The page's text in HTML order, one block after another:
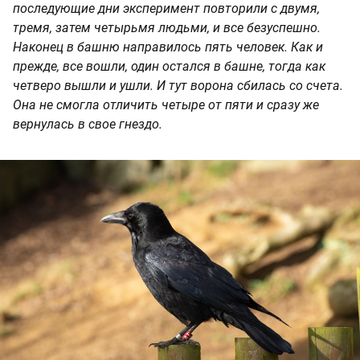
последующие дни эксперимент повторили с двумя,
тремя, затем четырьмя людьми, и все безуспешно.
Наконец в башню направилось пять человек. Как и
прежде, все вошли, один остался в башне, тогда как
четверо вышли и ушли. И тут ворона сбилась со счета.
Она не смогла отличить четыре от пяти и сразу же
вернулась в свое гнездо.